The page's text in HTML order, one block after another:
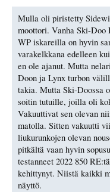
Mulla oli piristetty
moottori. Vanha Ski-Doo
WP iskareilla on hyvin
varakelkkana edelleen
en ole ajanut. Mutta
Doon ja Lynx turbon
takia. Mutta Ski-Doossa
soitin tutuille, joilla oli
Vakuuttivat sen olevan
matolla. Sitten vakuutti
liukurunkojen olevan
pitkältä vaan hyvin
testanneet 2022 850
kehittynyt. Niistä kaikki
näyttö.